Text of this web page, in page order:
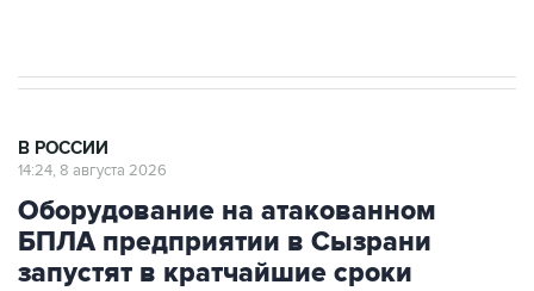
В РОССИИ
14:24, 8 августа 2026
Оборудование на атакованном
БПЛА предприятии в Сызрани
запустят в кратчайшие сроки